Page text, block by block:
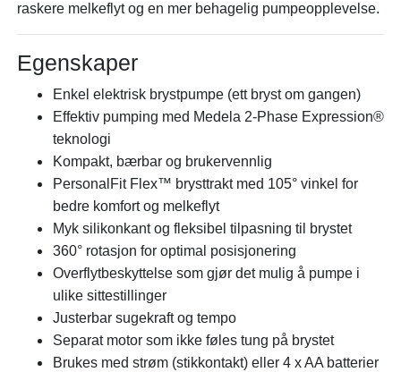
raskere melkeflyt og en mer behagelig pumpeopplevelse.
Egenskaper
Enkel elektrisk brystpumpe (ett bryst om gangen)
Effektiv pumping med Medela 2-Phase Expression®
teknologi
Kompakt, bærbar og brukervennlig
PersonalFit Flex™ brysttrakt med 105° vinkel for
bedre komfort og melkeflyt
Myk silikonkant og fleksibel tilpasning til brystet
360° rotasjon for optimal posisjonering
Overflytbeskyttelse som gjør det mulig å pumpe i
ulike sittestillinger
Justerbar sugekraft og tempo
Separat motor som ikke føles tung på brystet
Brukes med strøm (stikkontakt) eller 4 x AA batterier